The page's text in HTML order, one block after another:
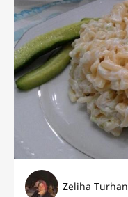
Zeliha Turhan